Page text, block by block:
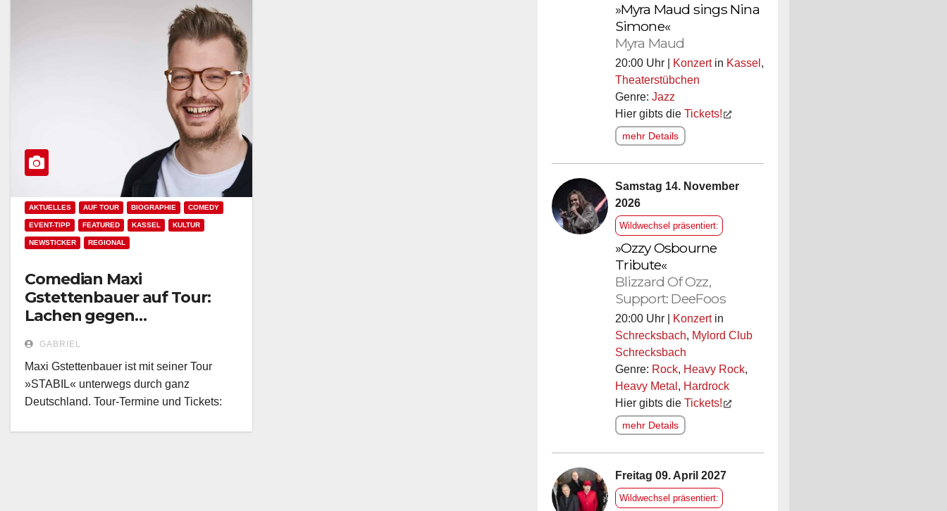
AKTUELLES AUF TOUR BIOGRAPHIE COMEDY
EVENT-TIPP FEATURED KASSEL KULTUR
NEWSTICKER REGIONAL
Comedian Maxi
Gstettenbauer auf Tour:
Lachen gegen
GABRIEL
Maxi Gstettenbauer ist mit seiner Tour
»STABIL« unterwegs durch ganz
Deutschland. Tour-Termine und Tickets:
»Myra Maud sings Nina
Simone«
Myra Maud
20:00 Uhr | Konzertin Kassel ,
Theaterstübchen
Genre: Jazz
Hier gibts die Tickets!
mehr Details
Samstag 14. November
2026
Wildwechsel präsentiert:
»Ozzy Osbourne
Tribute«
Blizzard Of Ozz,
Support: DeeFoos
20:00 Uhr | Konzertin
Schrecksbach, Mylord Club
Schrecksbach
Genre: Rock, Heavy Rock,
Heavy Metal , Hardrock
Hier gibts die Tickets!
mehr Details
Freitag 09. April 2027
Wildwechsel präsentiert: